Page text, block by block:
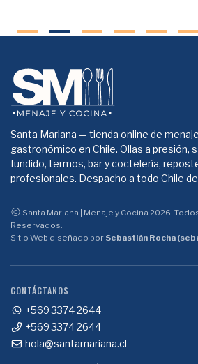
Santa Mariana — tienda online de
gastronómico en Chile. Ollas a presión,
fundido, termos, bar y coctelería,
profesionales. Despacho a todo Chile
Santa Mariana | Menaje y Cocina 2026.
Reservados.
Sitio Web diseñado por Sebastián Rocha
CONTÁCTANOS
+569 3374 2644
+569 3374 2644
hola@santamariana.cl